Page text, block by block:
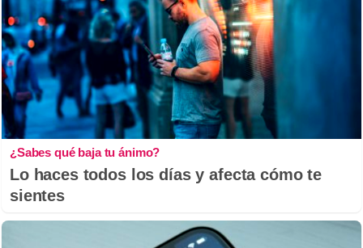
¿Sabes qué baja tu ánimo?
Lo haces todos los días y afecta cómo te
sientes